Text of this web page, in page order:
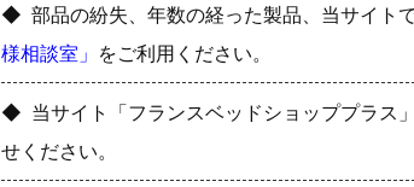
部品の紛失、年数の経った製品、当サイト
様相談室」 をご利用ください。
当サイト「フランスベッドショッププラス
せください。